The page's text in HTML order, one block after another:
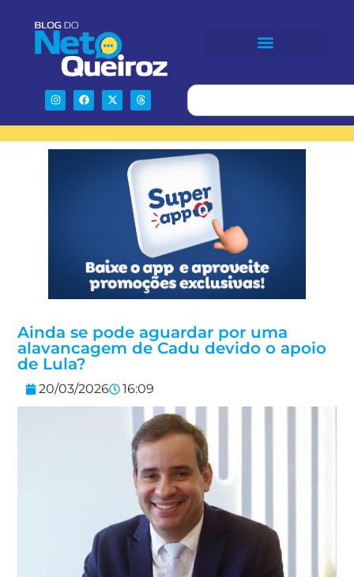
Ainda se pode aguardar por uma
alavancagem de Cadu devido o apoio
de Lula?
20/03/2026 16:09